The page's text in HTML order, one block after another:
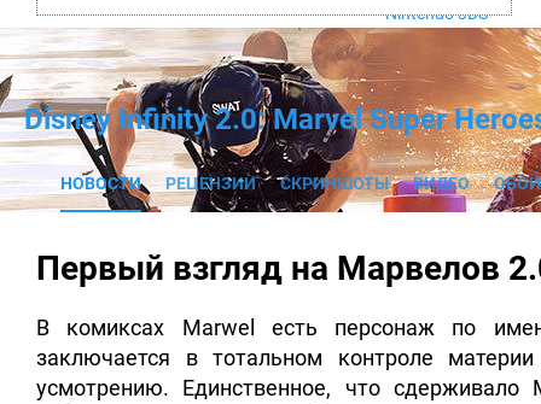
Nintendo 3DS
Disney Infinity 2.0: Marvel Super
НОВОСТИ РЕЦЕНЗИИ СКРИНШОТЫ ВИДЕО ОБОИ
Первый взгляд на Марвелов
В комиксах Marwel есть персонаж по
заключается в тотальном контроле
усмотрению. Единственное, что